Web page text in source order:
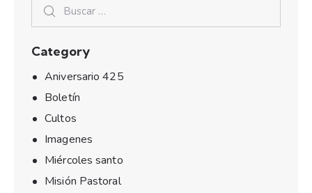
Category
Aniversario 425
Boletín
Cultos
Imagenes
Miércoles santo
Misión Pastoral